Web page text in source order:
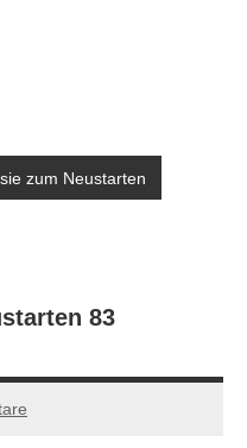
zum Neustarten
83